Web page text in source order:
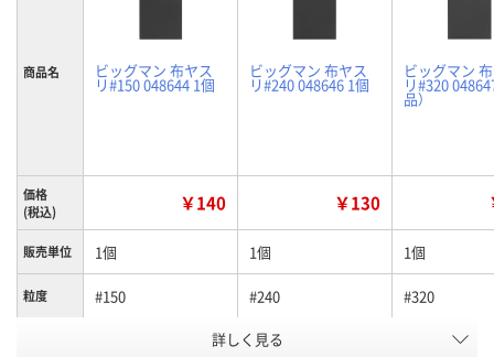
商品名 ビッグマン 布ヤス
リ#150 048644 1個
ビッグマン 布ヤス
リ#240 048646 1個
ビッグマン
リ#320
品）
価格
(税込)
￥140 ￥130
販売単位 1個 1個 1個
粒度 #150 #240 #320
P636436 P636437
詳しく見る